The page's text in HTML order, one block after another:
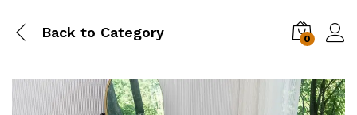
Back to Category 0